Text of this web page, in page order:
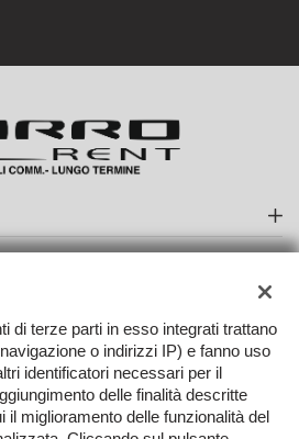
TORNA IN CIMA
di terze parti in esso integrati trattano
o indirizzi IP) e fanno uso
identificatori necessari per il
delle finalità descritte
il miglioramento delle funzionalità del